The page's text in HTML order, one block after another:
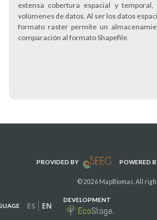
extensa cobertura espacial y
volúmenes de datos. Al ser los datos
formato raster permite un
comparación al formato Shapefile.
PROVIDED BY POWERED
© 2026 MapBiomas. All
ES EN
DEVELOPMENT